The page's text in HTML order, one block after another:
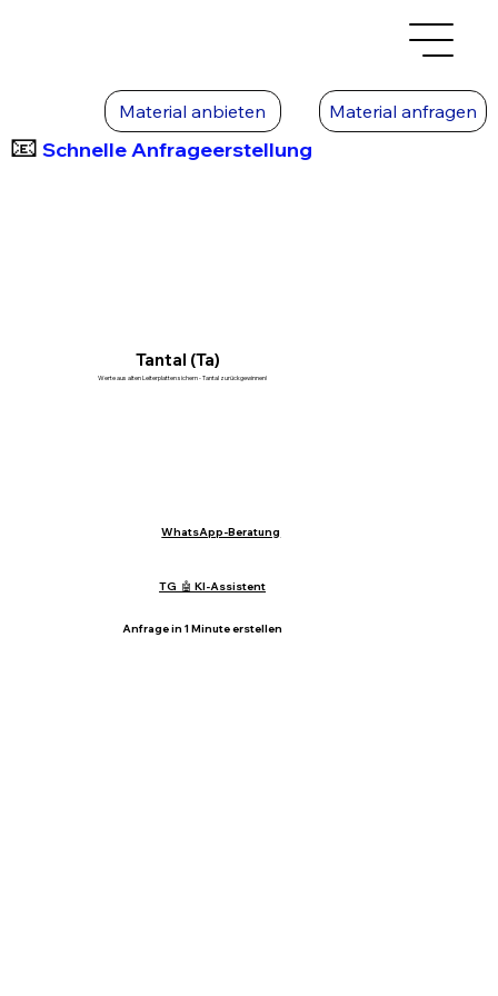
Material anbieten Material anfragen
📧 Schnelle Anfrageerstellung
Tantal (Ta)
Werte aus alten Leiterplatten sichern - Tantal zurückgewinnen!
WhatsApp-Beratung
Anfrage in 1 Minute erstellen
TG 🤖 KI-Assistent